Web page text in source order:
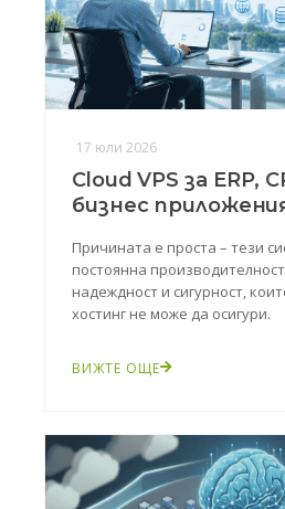
17 юли 2026
Cloud VPS за ERP,
бизнес
Причината е проста – тези
постоянна
надеждност и сигурност,
хостинг не може да осигури.
ВИЖТЕ ОЩЕ